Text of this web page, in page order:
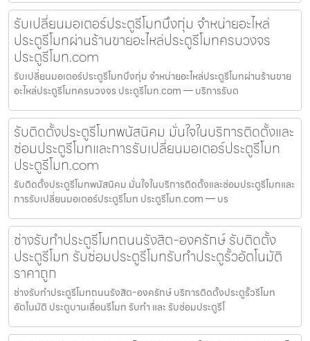
รับเปลี่ยนมอเตอร์ประตูรีโมทบึงกุ่ม จำหน่ายอะไหล่
ประตูรีโมทผ่านร้านขายอะไหล่ประตูรีโมทครบวงจร
ประตูรีโมท.com
รับเปลี่ยนมอเตอร์ประตูรีโมทบึงกุ่ม จำหน่ายอะไหล่ประตูรีโมทผ่านร้านขาย
อะไหล่ประตูรีโมทครบวงจร ประตูรีโมท.com — บริการรับต
รับติดตั้งประตูรีโมทพนัสนิคม มั่นใจในบริการติดตั้งและ
ซ่อมประตูรีโมทและการรับเปลี่ยนมอเตอร์ประตูรีโมท
ประตูรีโมท.com
รับติดตั้งประตูรีโมทพนัสนิคม มั่นใจในบริการติดตั้งและซ่อมประตูรีโมทและ
การรับเปลี่ยนมอเตอร์ประตูรีโมท ประตูรีโมท.com — บร
ช่างรับทำประตูรีโมทถนนรังสิต-องครักษ์ รับติดตั้ง
ประตูรีโมท รับซ่อมประตูรีโมทรับทำประตูรั้วอัตโนมัติ
ราคาถูก
ช่างรับทำประตูรีโมทถนนรังสิต-องครักษ์ บริการติดตั้งประตูรั้วรีโมท
อัตโนมัติ ประตูบานเลื่อนรีโมท รับทำ และ รับซ่อมประตูรีโ